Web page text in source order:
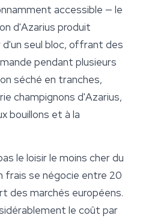
accessible — le
d'Azarius produit
seul bloc, offrant des
pendant plusieurs
séché en tranches,
champignons d'Azarius,
bouillons et à la
le loisir le moins cher du
frais se négocie entre 20
des marchés européens.
le coût par